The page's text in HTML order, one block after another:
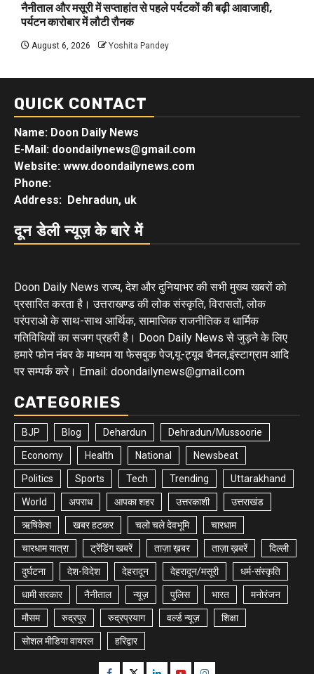
नैनीताल और मसूरी में सप्ताहांत से पहले पर्यटकों की बढ़ी आवाजाही,
पर्यटन कारोबार में लौटी रौनक
August 6, 2026 Yoshita Pandey
QUICK CONTACT
Name: Doon Daily News
E-Mail: doondailynews@gmail.com
Website: www.doondailynews.com
Phone:
Address: Dehradun, uk
दून डेली न्यूज़ के बारे में
Doon Daily News राज्य, देश और दुनियाभर की सभी मुख्य खबरों को
प्रसारित करता है। उत्तराखण्ड की लोक संस्कृति, विरासतों, लोक
परंपराओ के साथ-साथ आर्थिक, सामाजिक राजनीतिक व धार्मिक
गतिविधियों का सजग प्रहरी है। Doon Daily News से जुड़ने के लिए
हमारे फोन नंबर के माध्यम या फेसबुक पेज,यू-ट्यूब चैनल,इंस्टाग्राम आदि
पर सम्पर्क करे। Email: doondailynews@gmail.com
CATEGORIES
BJP Blog Dehardun Dehradun/Mussoorie
Economy Health National Newsbeat
Politics Sports Tech Trending Uttarakhand
World अपराध आपका शहर उत्तरकाशी उत्तराखंड
ऋषिकेश खबर हटकर चलो चले देवभूमि चारधाम
चारधाम यात्रा ट्रेंडिंग खबरें ताज़ा ख़बर ताज़ा ख़बरें दिल्ली
दुर्घटना देश-विदेश देहरादून देहरादून/मसूरी धर्म-संस्कृति
धामी सरकार नैनीताल न्यूज़ पुलिस भारत मनोरंजन
मौसम रुद्रपुर रुद्रप्रयाग वर्ल्ड न्यूज़ शिक्षा
सोशल मीडिया वायरल हरिद्वार
Facebook
TwitterLinkedinYoutubeInstagram